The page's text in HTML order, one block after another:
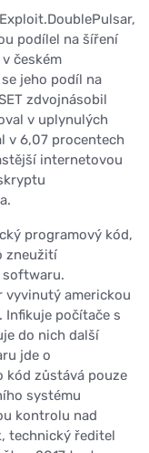
podílel na šíření
českém
jeho podíl na
zdvojnásobil
v uplynulých
v 6,07 procentech
internetovou
programový kód,
zneužití
vyvinutý americkou
Infikuje počítače s
do nich další
jde o
kód zůstává pouze
systému
kontrolu nad
technický ředitel